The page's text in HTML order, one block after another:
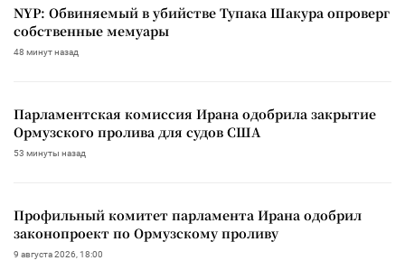
NYP: Обвиняемый в убийстве Тупака Шакура опроверг
собственные мемуары
48 минут назад
Парламентская комиссия Ирана одобрила закрытие
Ормузского пролива для судов США
53 минуты назад
Профильный комитет парламента Ирана одобрил
законопроект по Ормузскому проливу
9 августа 2026, 18:00